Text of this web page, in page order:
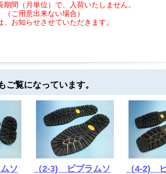
間（月単位）で、入荷いたしません。
ご用意出来ない場合）
お知らせさせていただきます。
覧になっています。
ソ
（2-3) ビブラムソ
（4-2)